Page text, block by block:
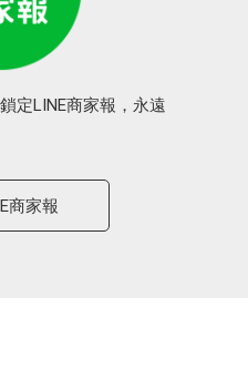
定LINE商家報，永遠
商家報